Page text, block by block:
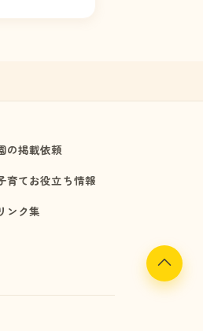
の掲載依頼
育てお役立ち情報
リンク集